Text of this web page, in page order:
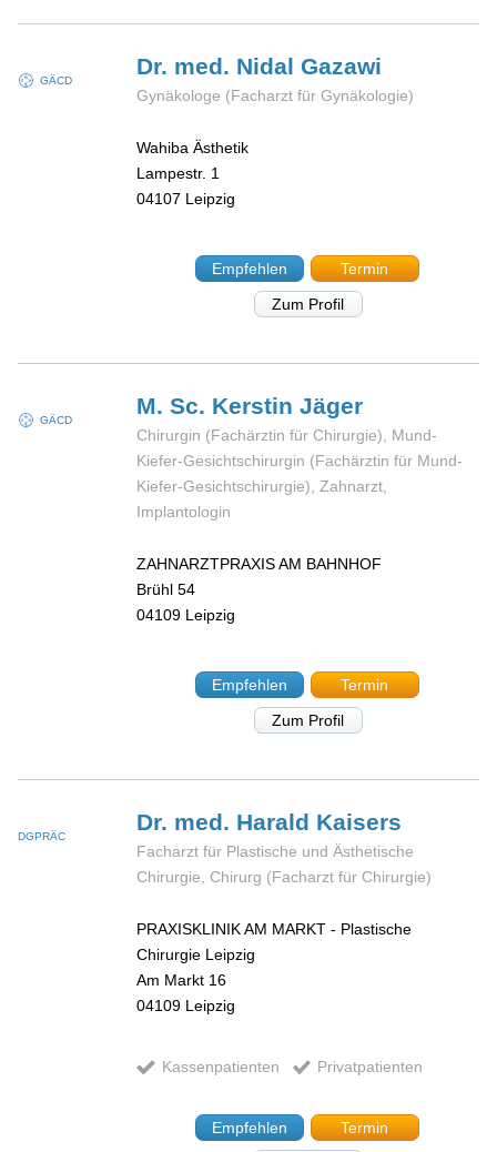
GÄCD
Dr. med. NidalGazawi
Gynäkologe (Facharzt für Gynäkologie)
Wahiba Ästhetik
Lampestr. 1
04107 Leipzig
Empfehlen
Termin
Zum Profil
GÄCD
M. Sc. KerstinJäger
Chirurgin (Fachärztin für Chirurgie), Mund-
Kiefer-Gesichtschirurgin (Fachärztin für Mund-
Kiefer-Gesichtschirurgie), Zahnarzt,
Implantologin
ZAHNARZTPRAXIS AM BAHNHOF
Brühl 54
04109 Leipzig
Empfehlen
Termin
Zum Profil
DGPRÄC
Dr. med. Harald Kaisers
Facharzt für Plastische und Ästhetische
Chirurgie, Chirurg (Facharzt für Chirurgie)
PRAXISKLINIK AM MARKT - Plastische
Chirurgie Leipzig
Am Markt 16
04109 Leipzig
Kassenpatienten Privatpatienten
Empfehlen
Termin